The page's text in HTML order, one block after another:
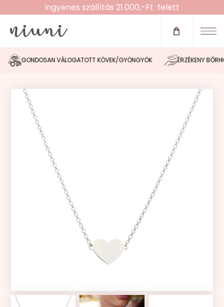
Ingyenes szállítás 21.000,-Ft felett
Újdonságok
Zsinóros karkötők
Fülbevalók
Nyakláncok
Karláncok
Bokaláncok
Morse tervező
Összes termék
GONDOSAN VÁLOGATOTT KÖVEK/GYÖNGYÖK ÉRZÉKENY